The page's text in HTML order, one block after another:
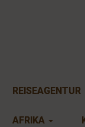
REISEAGENTUR
AFRIKA